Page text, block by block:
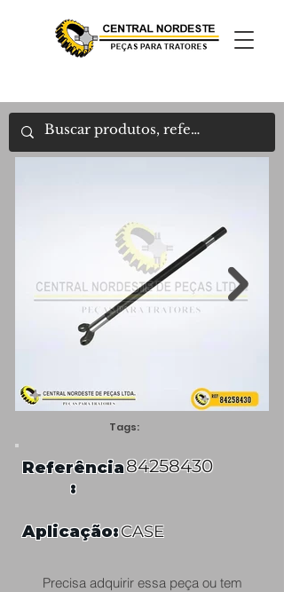
Tags:
Referência
:
84258430
Aplicação:CASE
Precisa adquirir essa peça ou tem